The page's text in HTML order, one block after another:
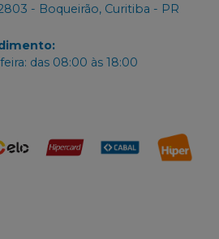
- Boqueirão, Curitiba - PR
:
das 08:00 às 18:00